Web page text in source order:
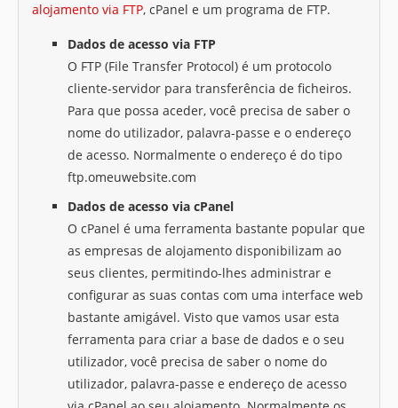
alojamento via FTP, cPanel e um programa de FTP.
Dados de acesso via FTP
O FTP (File Transfer Protocol) é um protocolo
cliente-servidor para transferência de ficheiros.
Para que possa aceder, você precisa de saber o
nome do utilizador, palavra-passe e o endereço
de acesso. Normalmente o endereço é do tipo
ftp.omeuwebsite.com
Dados de acesso via cPanel
O cPanel é uma ferramenta bastante popular que
as empresas de alojamento disponibilizam ao
seus clientes, permitindo-lhes administrar e
configurar as suas contas com uma interface web
bastante amigável. Visto que vamos usar esta
ferramenta para criar a base de dados e o seu
utilizador, você precisa de saber o nome do
utilizador, palavra-passe e endereço de acesso